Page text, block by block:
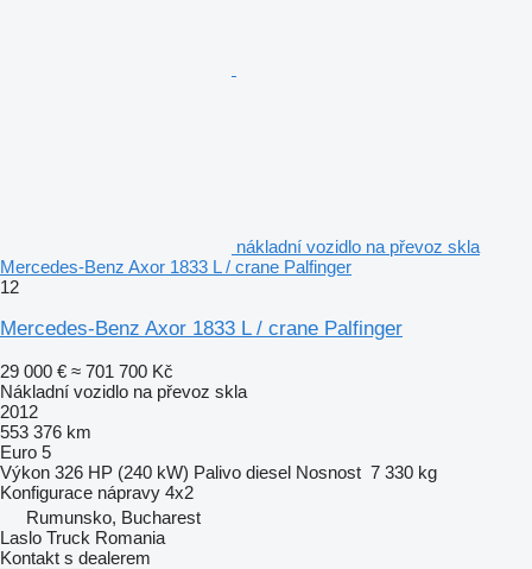
nákladní vozidlo na převoz skla
Mercedes-Benz Axor 1833 L / crane Palfinger
12
Mercedes-Benz Axor 1833 L / crane Palfinger
29 000 € ≈ 701 700 Kč
Nákladní vozidlo na převoz skla
2012
553 376 km
Euro 5
Výkon 326 HP (240 kW) Palivo diesel Nosnost 7 330 kg
Konfigurace nápravy 4x2
Rumunsko, Bucharest
Laslo Truck Romania
Kontakt s dealerem